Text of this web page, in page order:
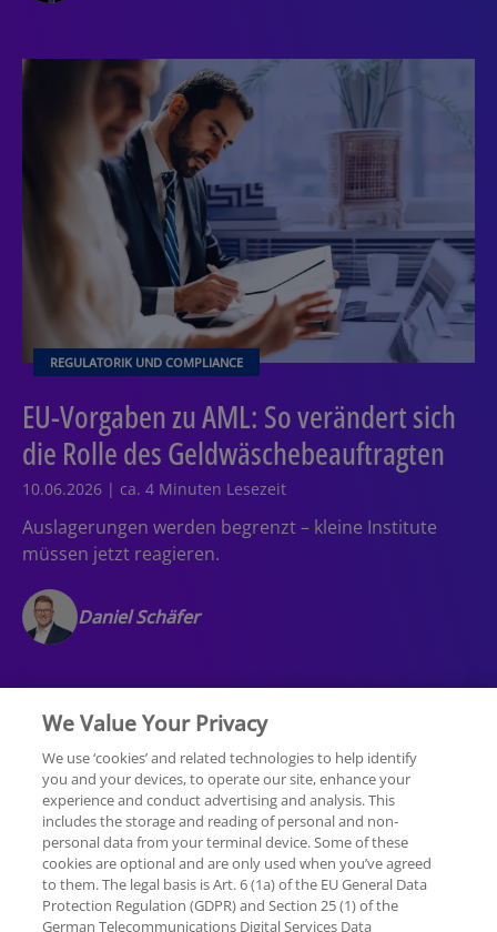
REGULATORIK UND COMPLIANCE
EU-Vorgaben zu AML: So verändert sich
die Rolle des Geldwäschebeauftragten
10.06.2026 | ca. 4 Minuten Lesezeit
Auslagerungen werden begrenzt – kleine Institute
müssen jetzt reagieren.
Daniel Schäfer
Rechtliche Hinweise Datenschutzerklärung
Sitemap Hilfe Unternehmensangaben
We Value Your Privacy
We use ‘cookies’ and related technologies to help identify
you and your devices, to operate our site, enhance your
experience and conduct advertising and analysis. This
includes the storage and reading of personal and non-
personal data from your terminal device. Some of these
cookies are optional and are only used when you’ve agreed
to them. The legal basis is Art. 6 (1a) of the EU General Data
Protection Regulation (GDPR) and Section 25 (1) of the
German Telecommunications Digital Services Data